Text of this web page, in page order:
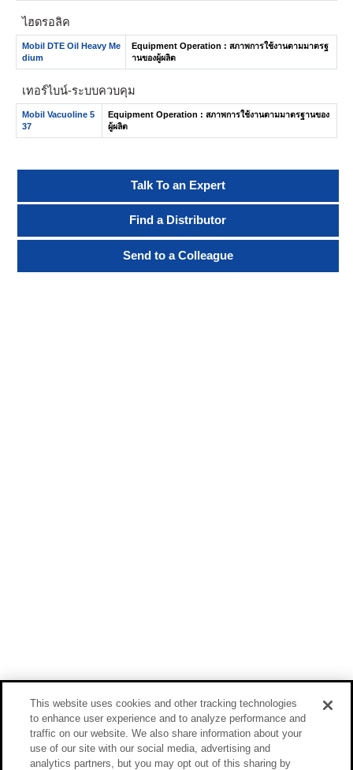
ไฮดรอลิค
Mobil DTE Oil Heavy Me
dium
Equipment Operation : สภาพการใช้งานตามมาตรฐ
านของผู้ผลิต
เทอร์ไบน์-ระบบควบคุม
Mobil Vacuoline 5
37
Equipment Operation : สภาพการใช้งานตามมาตรฐานของ
ผู้ผลิต
Talk To an Expert
Find a Distributor
Send to a Colleague
This website uses cookies and other tracking technologies
to enhance user experience and to analyze performance and
traffic on our website. We also share information about your
use of our site with our social media, advertising and
analytics partners, but you may opt out of this sharing by